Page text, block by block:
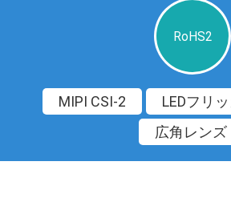
RoHS2
MIPI CSI-2
LEDフリ
広角レンズ